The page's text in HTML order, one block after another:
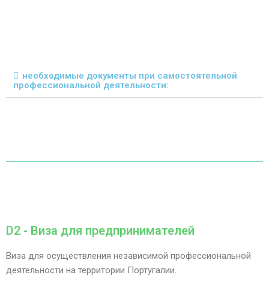
необходимые документы при самостоятельной
профессиональной деятельности:
D2 - Виза для предпринимателей
Виза для осуществления независимой профессиональной
деятельности на территории Португалии.